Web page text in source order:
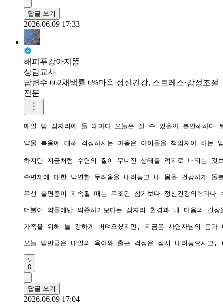
답글 쓰기
2026.06.09 17:33
해피푸강아지똥
상담교사
답변수 662채택률 6%마음·정신건강, 스트레스·감정조절
전문
매일 밤 잠자리에 들 때마다 오늘은 잘 수 있을까 불안해하며
약물 복용에 대해 걱정하시는 마음은 아이들을 책임져야 하
하지만 지금처럼 수면의 질이 무너진 상태를 억지로 버티는
수면제에 대한 막연한 두려움을 내려놓고 내 몸을 건강하게 돌
우선 불면증이 지속될 때는 무조건 참기보다 정신건강의학과
더불어 약물에만 의존하기보다는 잠자리 환경과 내 마음의
가족을 위해 늘 강하게 버텨오셨지만, 지금은 사연자님의 몸
0
답글 쓰기
2026.06.09 17:04